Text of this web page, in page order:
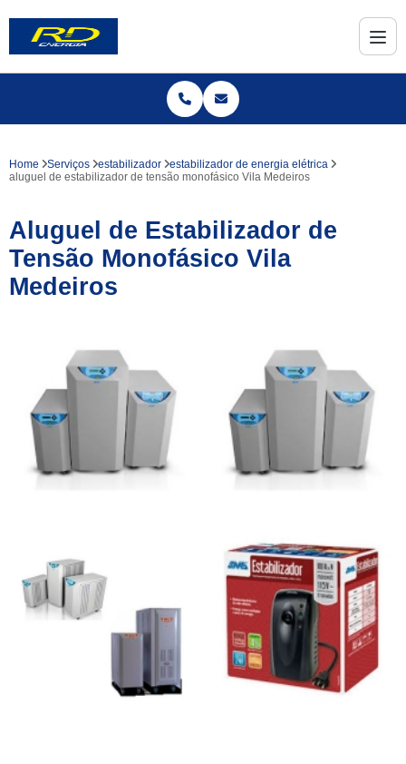
Home Serviços estabilizador
estabilizador de energia elétrica
aluguel de estabilizador de tensão monofásico Vila Medeiros
Aluguel de Estabilizador de
Tensão Monofásico Vila
Medeiros